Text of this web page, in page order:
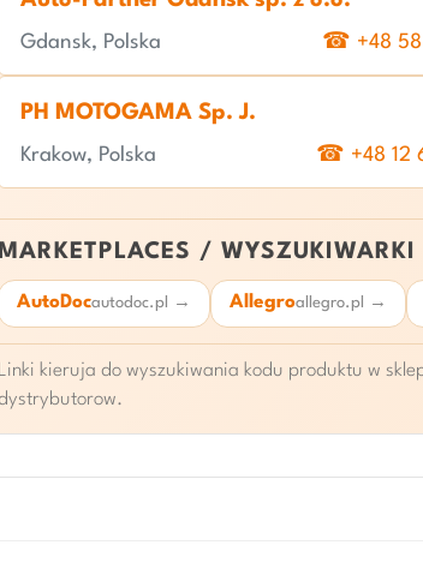
Gdansk, Polska ☎ +48 58
PH MOTOGAMA Sp. J.
Krakow, Polska ☎ +48 12
/ WYSZUKIWARKI
AutoDocautodoc.pl → Allegroallegro.pl →
Linki kieruja do wyszukiwania kodu produktu w